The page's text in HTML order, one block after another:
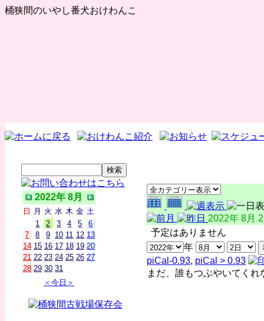
桶狭間のいやし番犬おけわんこ
2022年 8月
日 月 火 水 木 金 土
1
2 3 4 5
6
7
8 9 10 11 12 13
14 15 16 17 18 19 20
21 22 23 24 25 26 27
28 29 30 31
＜今日＞
2022年 8月
予定はありません
年
piCal-0.93, piCal > 0.93
まだ、誰もつぶやいてく